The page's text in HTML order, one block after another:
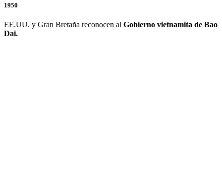
1950
EE.UU. y Gran Bretaña reconocen al Gobierno vietnamita de Bao
Dai.